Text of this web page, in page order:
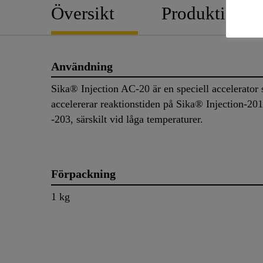
Översikt
Användning
Sika® Injection AC-20 är en speciell accelerator
accelererar reaktionstiden på Sika® Injection-
-203, särskilt vid låga temperaturer.
Förpackning
1 kg